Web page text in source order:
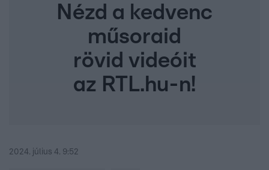
Nézd a kedvenc
műsoraid
rövid videóit
az RTL.hu-n!
2024. július 4. 9:52